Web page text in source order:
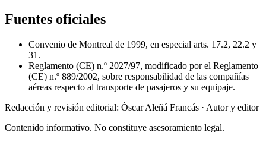
Fuentes oficiales
Convenio de Montreal de 1999, en especial arts. 17.2, 22.2 y
31.
Reglamento (CE) n.º 2027/97, modificado por el Reglamento
(CE) n.º 889/2002, sobre responsabilidad de las compañías
aéreas respecto al transporte de pasajeros y su equipaje.
Redacción y revisión editorial: Òscar Aleñá Francás · Autor y editor
Contenido informativo. No constituye asesoramiento legal.